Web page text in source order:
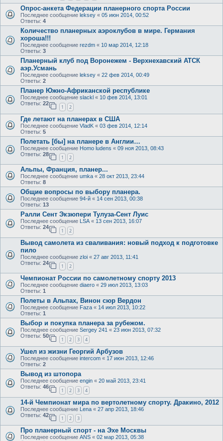
Опрос-анкета Федерации планерного спорта России
Последнее сообщение leksey « 05 июн 2014, 00:52
Ответы: 4
Количество планерных аэроклубов в мире. Германия
хороша!!!
Последнее сообщение rezdm « 10 мар 2014, 12:18
Ответы: 3
Планерный клуб под Воронежем - Верхнехавский АТСК
аэр.Усмань
Последнее сообщение leksey « 22 фев 2014, 00:49
Ответы: 2
Планер Южно-Африканской республике
Последнее сообщение slackl « 10 фев 2014, 13:01
Ответы: 22
1 2
Где летают на планерах в США
Последнее сообщение VladK « 03 фев 2014, 12:14
Ответы: 5
Полетать [бы] на планере в Англии…
Последнее сообщение Homo ludens « 09 ноя 2013, 08:43
Ответы: 28
1 2
Альпы, Франция, планер...
Последнее сообщение umka « 28 окт 2013, 23:44
Ответы: 8
Общие вопросы по выбору планера.
Последнее сообщение 94-й « 14 сен 2013, 00:38
Ответы: 13
Ралли Сент Экзюпери Тулуза-Сент Луис
Последнее сообщение LSA « 13 сен 2013, 16:07
Ответы: 24
1 2
Вывод самолета из сваливания: новый подход к подготовке
пило
Последнее сообщение zloi « 27 авг 2013, 11:41
Ответы: 24
1 2
Чемпионат России по самолетному спорту 2013
Последнее сообщение diaero « 29 июл 2013, 13:03
Ответы: 1
Полеты в Альпах, Винон сюр Вердон
Последнее сообщение Faza « 14 июл 2013, 10:22
Ответы: 1
Выбор и покупка планера за рубежом.
Последнее сообщение Sergey 241 « 23 июн 2013, 07:32
Ответы: 50
1 2 3 4
Ушел из жизни Георгий Арбузов
Последнее сообщение intercom « 17 июн 2013, 12:46
Ответы: 2
Вывод из штопора
Последнее сообщение engin « 20 май 2013, 23:41
Ответы: 46
1 2 3 4
14-й Чемпионат мира по вертолетному спорту. Дракино, 2012
Последнее сообщение Lena « 27 апр 2013, 18:46
Ответы: 42
1 2 3
Про планерный спорт - на Эхе Москвы
Последнее сообщение ANS « 02 мар 2013, 05:38